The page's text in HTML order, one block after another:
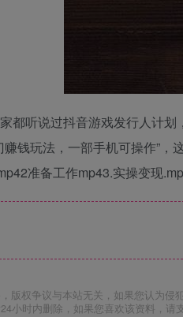
都听说过抖音游戏发行人计
钱玩法，一部手机可操作”
准备工作mp43.实操变现
版权争议与本站无关，如果您认为
小时内删除，如果您喜欢该资料，请